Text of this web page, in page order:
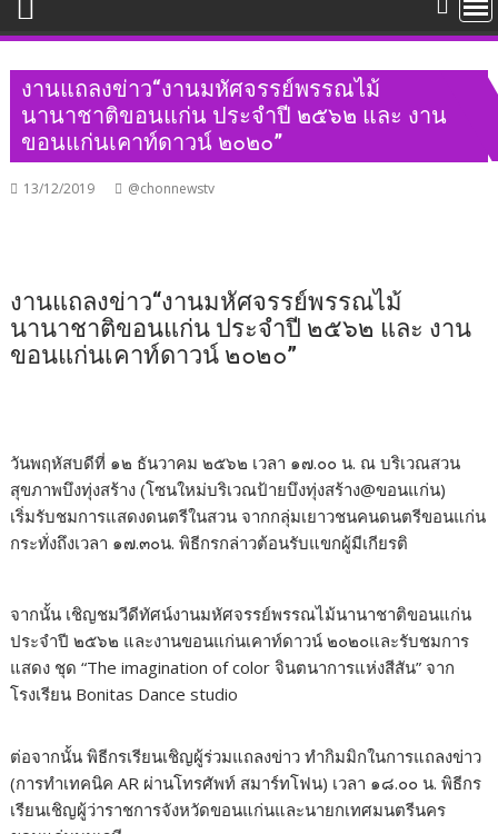
งานแถลงข่าว“งานมหัศจรรย์พรรณไม้
นานาชาติขอนแก่น ประจำปี ๒๕๖๒ และ งาน
ขอนแก่นเคาท์ดาวน์ ๒๐๒๐”
13/12/2019 @chonnewstv
งานแถลงข่าว“งานมหัศจรรย์พรรณไม้
นานาชาติขอนแก่น ประจำปี ๒๕๖๒ และ งาน
ขอนแก่นเคาท์ดาวน์ ๒๐๒๐”
วันพฤหัสบดีที่ ๑๒ ธันวาคม ๒๕๖๒ เวลา ๑๗.๐๐ น. ณ บริเวณสวน
สุขภาพบึงทุ่งสร้าง (โซนใหม่บริเวณป้ายบึงทุ่งสร้าง@ขอนแก่น)
เริ่มรับชมการแสดงดนตรีในสวน จากกลุ่มเยาวชนคนดนตรีขอนแก่น
กระทั่งถึงเวลา ๑๗.๓๐น. พิธีกรกล่าวต้อนรับแขกผู้มีเกียรติ
จากนั้น เชิญชมวีดีทัศน์งานมหัศจรรย์พรรณไม้นานาชาติขอนแก่น
ประจำปี ๒๕๖๒ และงานขอนแก่นเคาท์ดาวน์ ๒๐๒๐และรับชมการ
แสดง ชุด “The imagination of color จินตนาการแห่งสีสัน” จาก
โรงเรียน Bonitas Dance studio
ต่อจากนั้น พิธีกรเรียนเชิญผู้ร่วมแถลงข่าว ทำกิมมิกในการแถลงข่าว
(การทำเทคนิค AR ผ่านโทรศัพท์ สมาร์ทโฟน) เวลา ๑๘.๐๐ น. พิธีกร
เรียนเชิญผู้ว่าราชการจังหวัดขอนแก่นและนายกเทศมนตรีนคร